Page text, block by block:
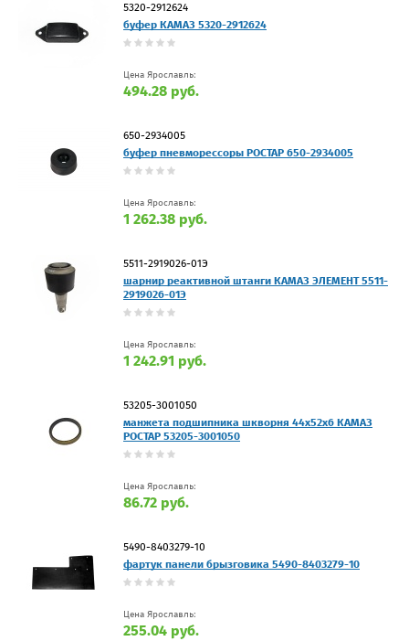
5320-2912624
буфер КАМАЗ 5320-2912624
Цена Ярославль:
494.28 руб.
650-2934005
буфер пневморессоры РОСТАР 650-2934005
Цена Ярославль:
1 262.38 руб.
5511-2919026-01Э
шарнир реактивной штанги КАМАЗ ЭЛЕМЕНТ 5511-
2919026-01Э
Цена Ярославль:
1 242.91 руб.
53205-3001050
манжета подшипника шкворня 44х52х6 КАМАЗ
РОСТАР 53205-3001050
Цена Ярославль:
86.72 руб.
5490-8403279-10
фартук панели брызговика 5490-8403279-10
Цена Ярославль:
255.04 руб.